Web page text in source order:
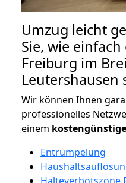
Umzug leicht
Sie, wie
Freiburg im
Leutershausen
Wir können Ihnen
professionelles
einem
Entrümpelung
Halteverbotszone